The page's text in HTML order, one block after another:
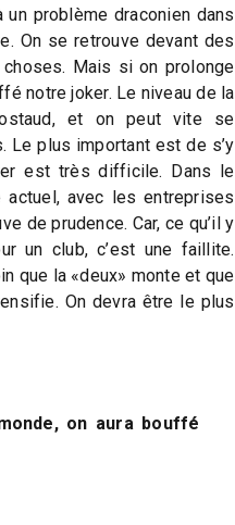
problème draconien dans
On se retrouve devant des
Mais si on prolonge
notre joker. Le niveau de la
et on peut vite se
Le plus important est de s’y
est très difficile. Dans le
avec les entreprises
de prudence. Car, ce qu’il y
un club, c’est une faillite.
que la «deux» monte et que
On devra être le plus
on aura bouffé